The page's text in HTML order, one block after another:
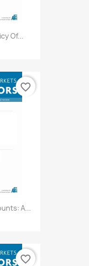
Of...
A...
favorite_border
favorite_border